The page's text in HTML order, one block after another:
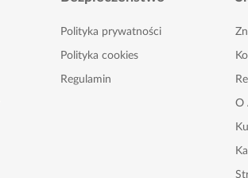
Polityka prywatności
Polityka cookies
Regulamin
O